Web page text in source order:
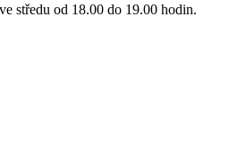
středu od 18.00 do 19.00 hodin.